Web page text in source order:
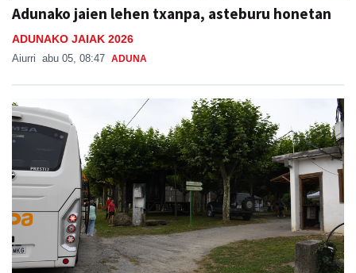
abu 05, 08:47
Bus zerbitzua Sanestebanetara, asteburu